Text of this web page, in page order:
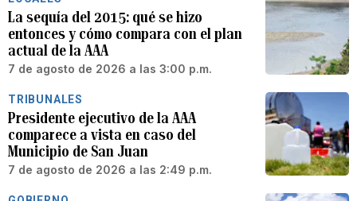
La sequía del 2015: qué se hizo
entonces y cómo compara con el plan
actual de la AAA
7 de agosto de 2026 a las 3:00 p.m.
TRIBUNALES
Presidente ejecutivo de la AAA
comparece a vista en caso del
Municipio de San Juan
7 de agosto de 2026 a las 2:49 p.m.